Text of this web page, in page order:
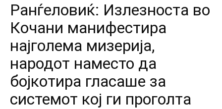
Ранѓеловиќ: Излезноста во
Кочани манифестира
најголема мизерија,
народот наместо да
бојкотира гласаше за
системот кој ги проголта